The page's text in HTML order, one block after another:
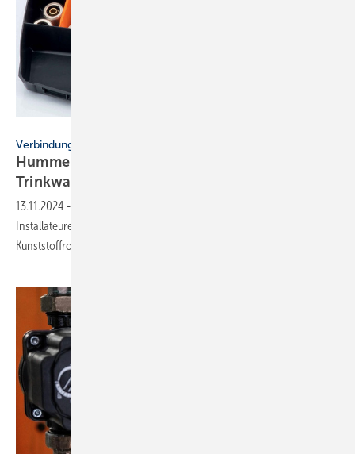
Verbindungstechnik
Hummel Notdienstkoffer für Heizungs- und
Trinkwassersysteme
13.11.2024 -
Installateure die gängigen Verbindungen für Metall- und
Kunststoffrohre.